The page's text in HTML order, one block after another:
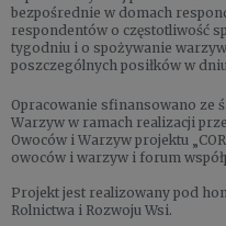
bezpośrednie w domach
respondentów o częstotliwość
tygodniu i o spożywanie
poszczególnych posiłków w
Opracowanie sfinansowano ze
Warzyw w ramach realizacji
Owoców i Warzyw projektu
owoców i warzyw i forum
Projekt jest realizowany pod
Rolnictwa i Rozwoju Wsi.